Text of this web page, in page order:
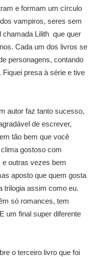
e formam um círculo
vampiros, seres sem
chamada Lilith que quer
Cada um dos livros se
personagens, contando
presa à série e tive
autor faz tanto sucesso,
de escrever,
tão bem que você
gostoso com
outras vezes bem
aposto que quem gosta
trilogia assim como eu.
só romances, tem
um final super diferente
o terceiro livro que foi